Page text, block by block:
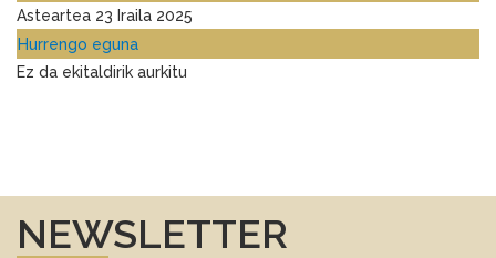
Asteartea 23 Iraila 2025
Hurrengo eguna
Ez da ekitaldirik aurkitu
NEWSLETTER